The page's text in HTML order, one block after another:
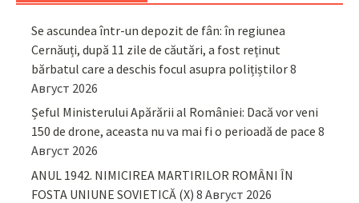
Se ascundea într-un depozit de fân: în regiunea
Cernăuți, după 11 zile de căutări, a fost reținut
bărbatul care a deschis focul asupra polițiștilor8
Август 2026
Șeful Ministerului Apărării al României: Dacă vor veni
150 de drone, aceasta nu va mai fi o perioadă de pace 8
Август 2026
ANUL 1942. NIMICIREA MARTIRILOR ROMÂNI ÎN
FOSTA UNIUNE SOVIETICĂ (X) 8 Август 2026